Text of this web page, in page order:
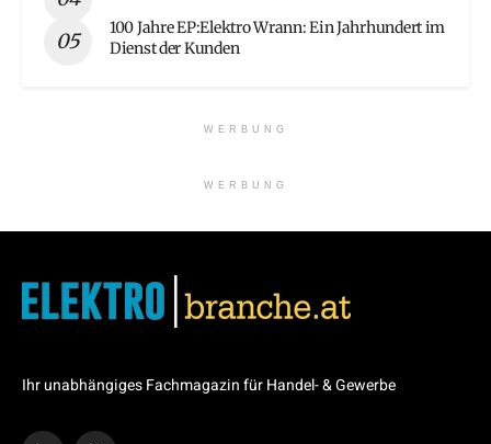
100 Jahre EP:Elektro Wrann: Ein Jahrhundert im
Dienst der Kunden
WERBUNG
WERBUNG
Ihr unabhängiges Fachmagazin für Handel- & Gewerbe